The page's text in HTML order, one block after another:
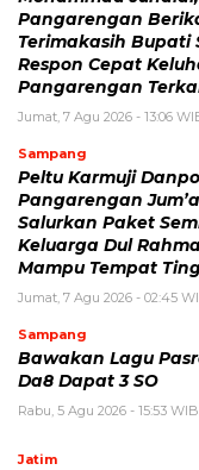
Pangarengan
Terimakasih Bupati
Respon Cepat
Pangarengan
Jumat, 7 Agu 2026 - 13:06
Sampang
Peltu Karmuji
Pangarengan
Salurkan Paket
Keluarga Dul
Mampu Tempat
Jumat, 7 Agu 2026 - 02:45
Sampang
Bawakan Lagu
Da8 Dapat 3 SO
Rabu, 5 Agu 2026 - 15:53 WIB
Jatim